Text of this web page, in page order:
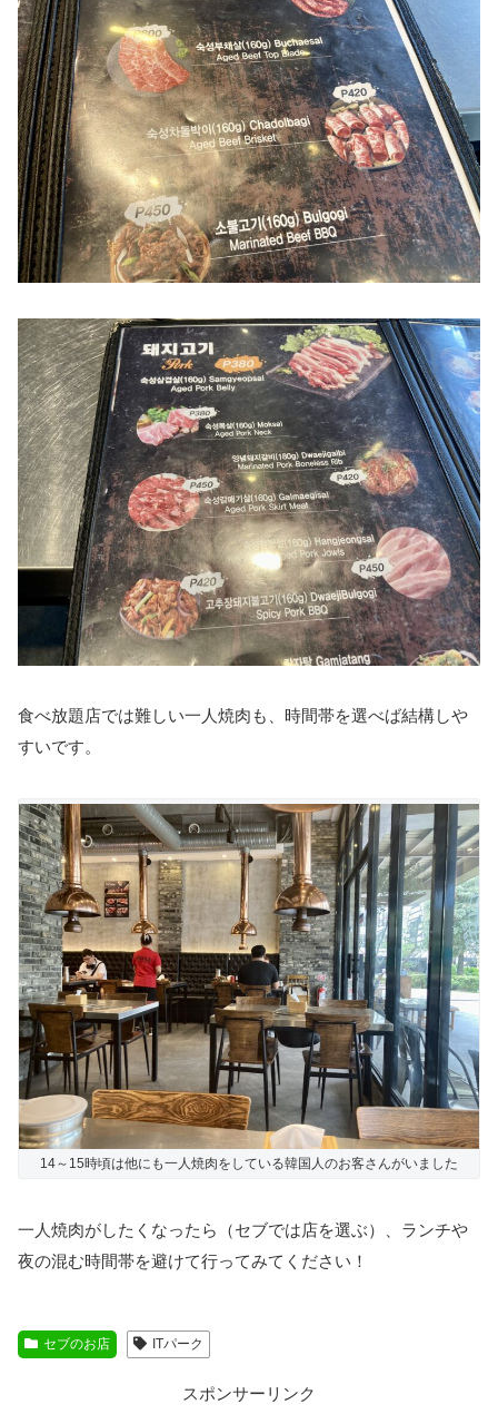
食べ放題店では難しい一人焼肉も、時間帯を選べば結構しや
すいです。
14～15時頃は他にも一人焼肉をしている韓国人のお客さんがいました
一人焼肉がしたくなったら（セブでは店を選ぶ）、ランチや
夜の混む時間帯を避けて行ってみてください！
セブのお店 ITパーク
スポンサーリンク